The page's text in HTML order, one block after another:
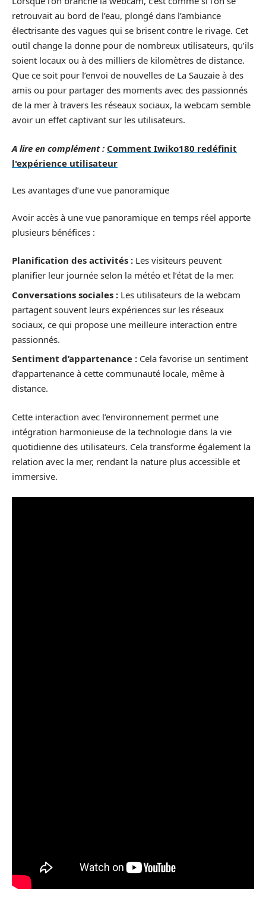
retrouvait au bord de l’eau, plongé dans l’ambiance
électrisante des vagues qui se brisent contre le rivage. Cet
outil change la donne pour de nombreux utilisateurs, qu’ils
soient locaux ou à des milliers de kilomètres de distance.
Que ce soit pour l’envoi de nouvelles de La Sauzaie à des
amis ou pour partager des moments avec des passionnés
de la mer à travers les réseaux sociaux, la webcam semble
avoir un effet captivant sur les utilisateurs.
A lire en complément : Comment Iwiko180 redéfinit
l'expérience utilisateur
Les avantages d’une vue panoramique
Avoir accès à une vue panoramique en temps réel apporte
plusieurs bénéfices :
Planification des activités : Les visiteurs peuvent
planifier leur journée selon la météo et l’état de la mer.
Conversations sociales : Les utilisateurs de la webcam
partagent souvent leurs expériences sur les réseaux
sociaux, ce qui propose une meilleure interaction entre
passionnés.
Sentiment d’appartenance : Cela favorise un sentiment
d’appartenance à cette communauté locale, même à
distance.
Cette interaction avec l’environnement permet une
intégration harmonieuse de la technologie dans la vie
quotidienne des utilisateurs. Cela transforme également la
relation avec la mer, rendant la nature plus accessible et
immersive.